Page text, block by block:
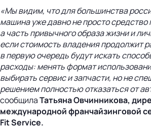
«Мы видим, что для большинства
машина уже давно не просто
а часть привычного образа жизни и
если стоимость владения продолжит
в первую очередь будут искать
расходы: менять формат
выбирать сервис и запчасти, но не
решением полностью отказаться от
сообщилаТатьяна Овчинникова,
международной франчайзинговой
Fit Service.